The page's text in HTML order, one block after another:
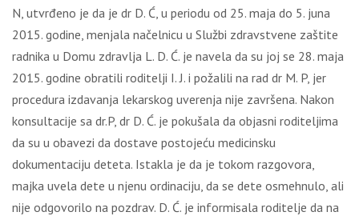
N, utvrđeno je da je dr D. Ć, u periodu od 25. maja do 5. juna
2015. godine, menjala načelnicu u Službi zdravstvene zaštite
radnika u Domu zdravlja L. D. Ć. je navela da su joj se 28. maja
2015. godine obratili roditelji I. J. i požalili na rad dr M. P, jer
procedura izdavanja lekarskog uverenja nije završena. Nakon
konsultacije sa dr.P, dr D. Ć. je pokušala da objasni roditeljima
da su u obavezi da dostave postojeću medicinsku
dokumentaciju deteta. Istakla je da je tokom razgovora,
majka uvela dete u njenu ordinaciju, da se dete osmehnulo, ali
nije odgovorilo na pozdrav. D. Ć. je informisala roditelje da na